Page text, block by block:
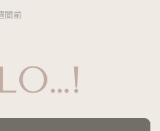
前